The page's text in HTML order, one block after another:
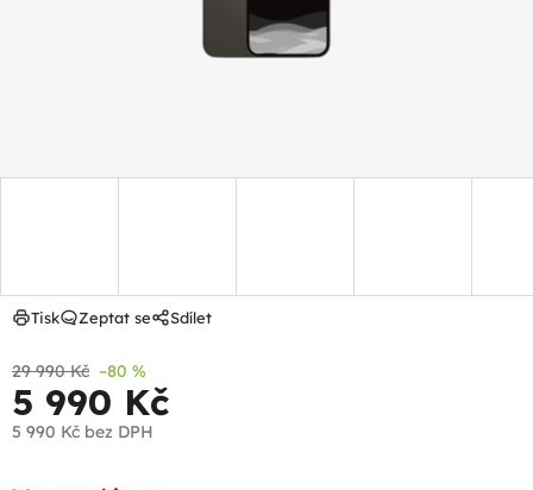
29 990 Kč –80 %
5 990 Kč
5 990 Kč bez DPH
Tisk Zeptat se Sdílet